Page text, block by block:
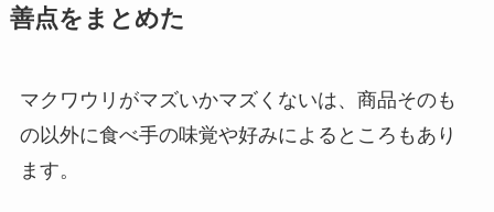
善点をまとめた
マクワウリがマズいかマズくないは、商品そのも
の以外に食べ手の味覚や好みによるところもあり
ます。